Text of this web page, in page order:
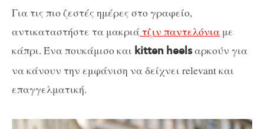
Για τις πιο ζεστές ημέρες στο γραφείο,
αντικαταστήστε τα μακριάτζιν παντελόνια με
κάπρι. Ένα πουκάμισο και kitten heelsαρκούν για
να κάνουν την εμφάνιση να δείχνει relevant και
επαγγελματική.